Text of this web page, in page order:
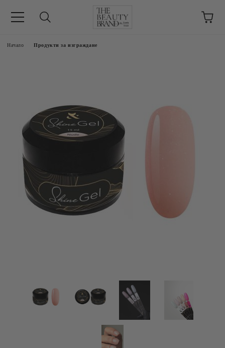
Начало Продукти за изграждане